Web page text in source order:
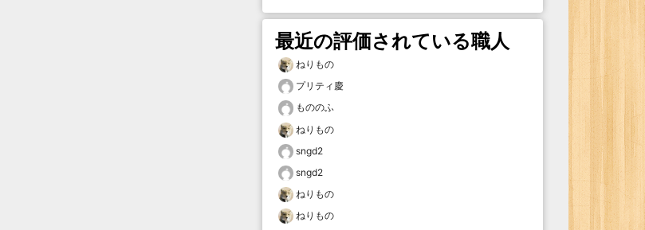
最近の評価されている職人
ねりもの
プリティ慶
もののふ
ねりもの
sngd2
sngd2
ねりもの
ねりもの